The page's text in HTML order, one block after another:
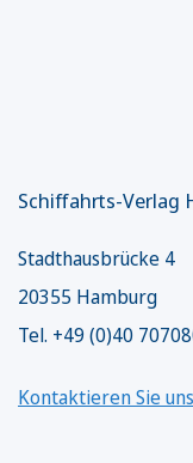
Schiffahrts-Verlag
Stadthausbrücke 4
20355 Hamburg
Tel. +49 (0)40
Kontaktieren Sie uns